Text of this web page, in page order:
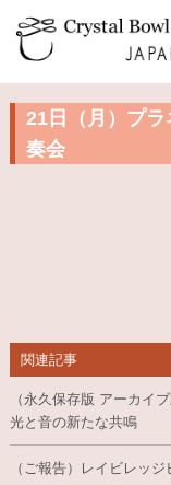
21日（月）プ
奏会
関連記事
（永久保存版 アーカイ
光と音の新たな共鳴
（ご報告）レイビレッ